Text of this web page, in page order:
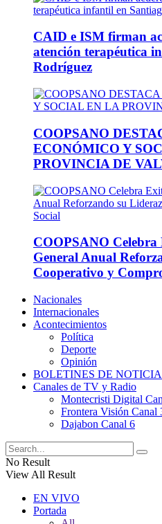
CAID e ISM firman
atención terapéutica
Rodríguez
COOPSANO
ECONÓMICO Y
PROVINCIA DE
COOPSANO
General Anual
Cooperativo y
Nacionales
Internacionales
Acontecimientos
Política
Deporte
Opinión
BOLETINES DE
Canales de TV y Radio
Montecristi Digital
Frontera Visión Canal
Dajabon Canal 6
No Result
View All Result
EN VIVO
Portada